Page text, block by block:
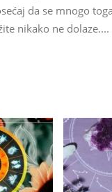
da se mnogo
nikako ne dolaze....